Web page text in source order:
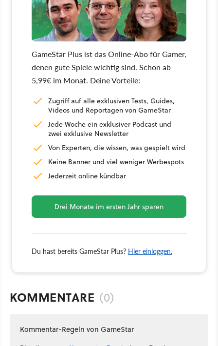
GameStar Plus ist das Online-Abo für Gamer,
denen gute Spiele wichtig sind. Schon ab
5,99€ im Monat. Deine Vorteile:
Zugriff auf alle exklusiven Tests, Guides,
Videos und Reportagen von GameStar
Jede Woche ein exklusiver Podcast und
zwei exklusive Newsletter
Von Experten, die wissen, was gespielt wird
Keine Banner und viel weniger Werbespots
Jederzeit online kündbar
Drei Monate im ersten Jahr sparen
Du hast bereits GameStar Plus? Hier einloggen.
KOMMENTARE (0)
Kommentar-Regeln von GameStar